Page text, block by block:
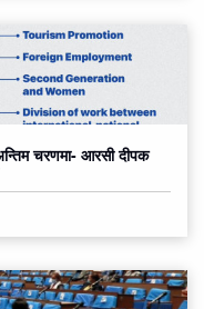
चरणमा- आरसी दीपक